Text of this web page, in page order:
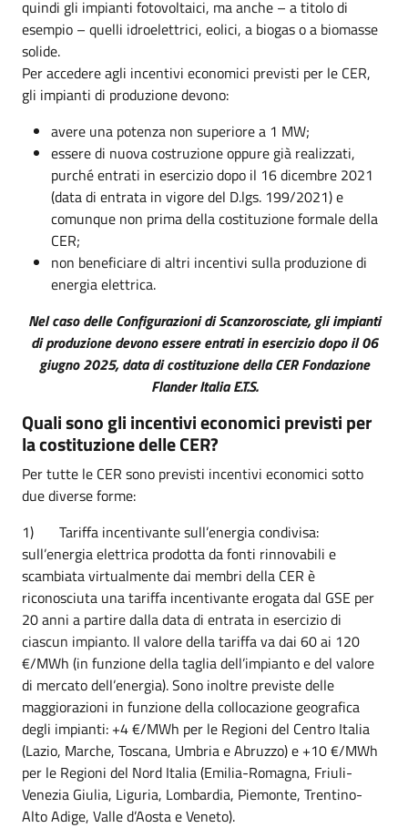
quindi gli impianti fotovoltaici, ma anche – a titolo di
esempio – quelli idroelettrici, eolici, a biogas o a biomasse
solide.
Per accedere agli incentivi economici previsti per le CER,
gli impianti di produzione devono:
avere una potenza non superiore a 1 MW;
essere di nuova costruzione oppure già realizzati,
purché entrati in esercizio dopo il 16 dicembre 2021
(data di entrata in vigore del D.lgs. 199/2021) e
comunque non prima della costituzione formale della
CER;
non beneficiare di altri incentivi sulla produzione di
energia elettrica.
Nel caso delle Configurazioni di Scanzorosciate, gli impianti
di produzione devono essere entrati in esercizio dopo il 06
giugno 2025, data di costituzione della CER Fondazione
Flander Italia E.T.S.
Quali sono gli incentivi economici previsti per
la costituzione delle CER?
Per tutte le CER sono previsti incentivi economici sotto
due diverse forme:
1) Tariffa incentivante sull’energia condivisa:
sull’energia elettrica prodotta da fonti rinnovabili e
scambiata virtualmente dai membri della CER è
riconosciuta una tariffa incentivante erogata dal GSE per
20 anni a partire dalla data di entrata in esercizio di
ciascun impianto. Il valore della tariffa va dai 60 ai 120
€/MWh (in funzione della taglia dell’impianto e del valore
di mercato dell’energia). Sono inoltre previste delle
maggiorazioni in funzione della collocazione geografica
degli impianti: +4 €/MWh per le Regioni del Centro Italia
(Lazio, Marche, Toscana, Umbria e Abruzzo) e +10 €/MWh
per le Regioni del Nord Italia (Emilia-Romagna, Friuli-
Venezia Giulia, Liguria, Lombardia, Piemonte, Trentino-
Alto Adige, Valle d’Aosta e Veneto).